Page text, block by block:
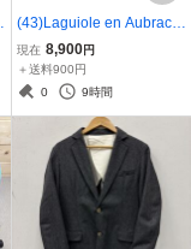
(43)Laguiole en Aubrac
ソムリエナイフ ラギオー
ル・アン・オブラック ホ
ーンハンドル コルクスク
37960925073
現在 8,900円
＋送料900円
0
9時間